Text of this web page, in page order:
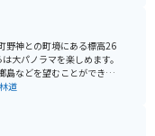
野神との町境にある標高26
大パノラマを楽しめます。
などを望むことができ、
に横たわる九州百名山の
道